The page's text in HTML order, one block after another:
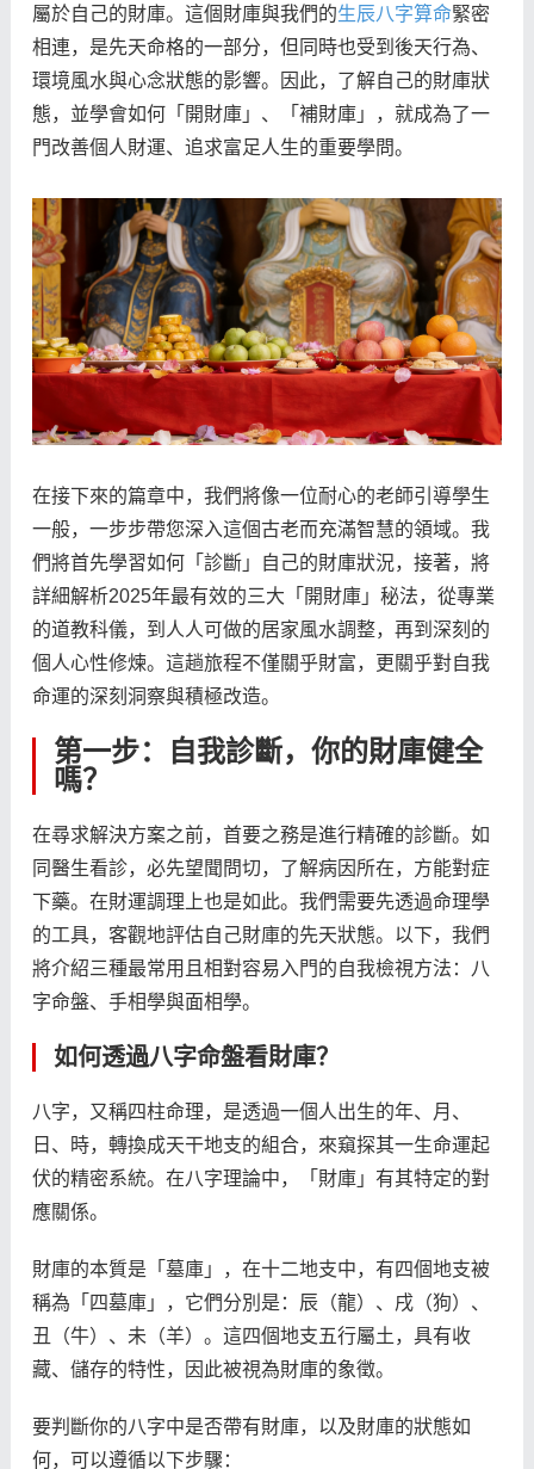
屬於自己的財庫。這個財庫與我們的生辰八字算命緊密
相連，是先天命格的一部分，但同時也受到後天行為、
環境風水與心念狀態的影響。因此，了解自己的財庫狀
態，並學會如何「開財庫」、「補財庫」，就成為了一
門改善個人財運、追求富足人生的重要學問。
在接下來的篇章中，我們將像一位耐心的老師引導學生
一般，一步步帶您深入這個古老而充滿智慧的領域。我
們將首先學習如何「診斷」自己的財庫狀況，接著，將
詳細解析2025年最有效的三大「開財庫」秘法，從專業
的道教科儀，到人人可做的居家風水調整，再到深刻的
個人心性修煉。這趟旅程不僅關乎財富，更關乎對自我
命運的深刻洞察與積極改造。
第一步：自我診斷，你的財庫健全
嗎？
在尋求解決方案之前，首要之務是進行精確的診斷。如
同醫生看診，必先望聞問切，了解病因所在，方能對症
下藥。在財運調理上也是如此。我們需要先透過命理學
的工具，客觀地評估自己財庫的先天狀態。以下，我們
將介紹三種最常用且相對容易入門的自我檢視方法：八
字命盤、手相學與面相學。
如何透過八字命盤看財庫？
八字，又稱四柱命理，是透過一個人出生的年、月、
日、時，轉換成天干地支的組合，來窺探其一生命運起
伏的精密系統。在八字理論中，「財庫」有其特定的對
應關係。
財庫的本質是「墓庫」，在十二地支中，有四個地支被
稱為「四墓庫」，它們分別是：辰（龍）、戌（狗）、
丑（牛）、未（羊）。這四個地支五行屬土，具有收
藏、儲存的特性，因此被視為財庫的象徵。
要判斷你的八字中是否帶有財庫，以及財庫的狀態如
何，可以遵循以下步驟：